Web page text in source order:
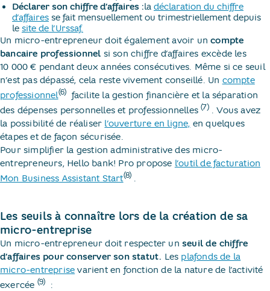
Déclarer son chiffre d’affaires :la déclaration du chiffre
d’affaires se fait mensuellement ou trimestriellement depuis
le site de l’Urssaf.
Un micro-entrepreneur doit également avoir uncompte
bancaire professionnel si son chiffre d’affaires excède les
10 000 € pendant deux années consécutives. Même si ce seuil
n’est pas dépassé, cela reste vivement conseillé. Un compte
professionnel(6) ​ facilite la gestion financière et la séparation
des dépenses personnelles et professionnelles(7)​. Vous avez
la possibilité de réaliser l’ouverture en ligne, en quelques
étapes et de façon sécurisée.
Pour simplifier la gestion administrative des micro-
entrepreneurs, Hello bank! Pro propose l’outil de facturation
Mon Business Assistant Start(8) ​.
Les seuils à connaître lors de la création de sa
micro-entreprise
Un micro-entrepreneur doit respecter un seuil de chiffre
d’affaires pour conserver son statut. Les plafonds de la
micro-entreprise varient en fonction de la nature de l’activité
exercée (9)
​ :